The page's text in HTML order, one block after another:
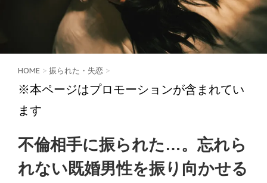
HOME > 振られた・失恋 >
※本ページはプロモーションが含まれてい
ます
不倫相手に振られた…。忘れら
れない既婚男性を振り向かせる